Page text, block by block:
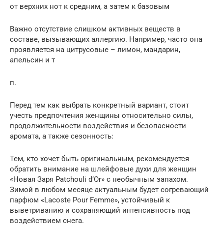
от верхних нот к средним, а затем к базовым
Важно отсутствие слишком активных веществ в
составе, вызывающих аллергию. Например, часто она
проявляется на цитрусовые – лимон, мандарин,
апельсин и т
п.
Перед тем как выбрать конкретный вариант, стоит
учесть предпочтения женщины относительно силы,
продолжительности воздействия и безопасности
аромата, а также сезонность:
Тем, кто хочет быть оригинальным, рекомендуется
обратить внимание на шлейфовые духи для женщин
«Новая Заря Patchouli d’Or» с необычным запахом.
Зимой в любом месяце актуальным будет согревающий
парфюм «Lacoste Pour Femme», устойчивый к
выветриванию и сохраняющий интенсивность под
воздействием снега.